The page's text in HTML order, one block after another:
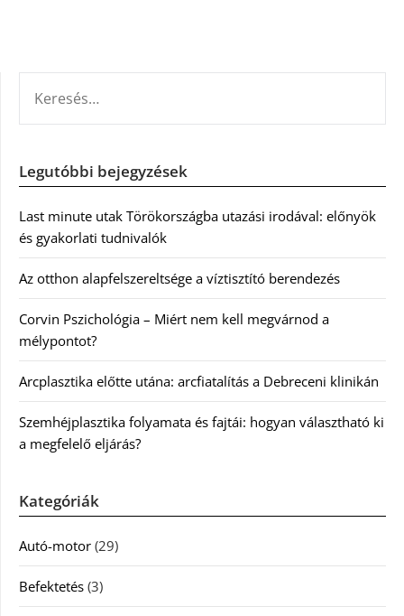
Legutóbbi bejegyzések
Last minute utak Törökországba utazási irodával: előnyök
és gyakorlati tudnivalók
Az otthon alapfelszereltsége a víztisztító berendezés
Corvin Pszichológia – Miért nem kell megvárnod a
mélypontot?
Arcplasztika előtte utána: arcfiatalítás a Debreceni klinikán
Szemhéjplasztika folyamata és fajtái: hogyan választható ki
a megfelelő eljárás?
Kategóriák
Autó-motor (29)
Befektetés (3)